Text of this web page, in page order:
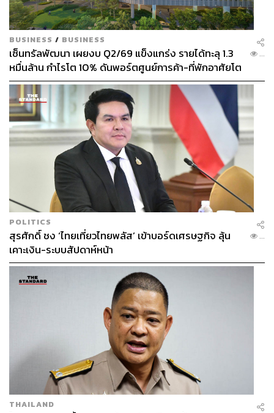
BUSINESS / BUSINESS
เซ็นทรัลพัฒนา เผยงบ Q2/69 แข็งแกร่ง รายได้ทะลุ 1.3
หมื่นล้าน กำไรโต 10% ดันพอร์ตศูนย์การค้า-ที่พักอาศัยโต
ยกแผง
...
POLITICS
สุรศักดิ์ ชง ‘ไทยเที่ยวไทยพลัส’ เข้าบอร์ดเศรษฐกิจ ลุ้น
เคาะเงิน-ระบบสัปดาห์หน้า
...
THAILAND